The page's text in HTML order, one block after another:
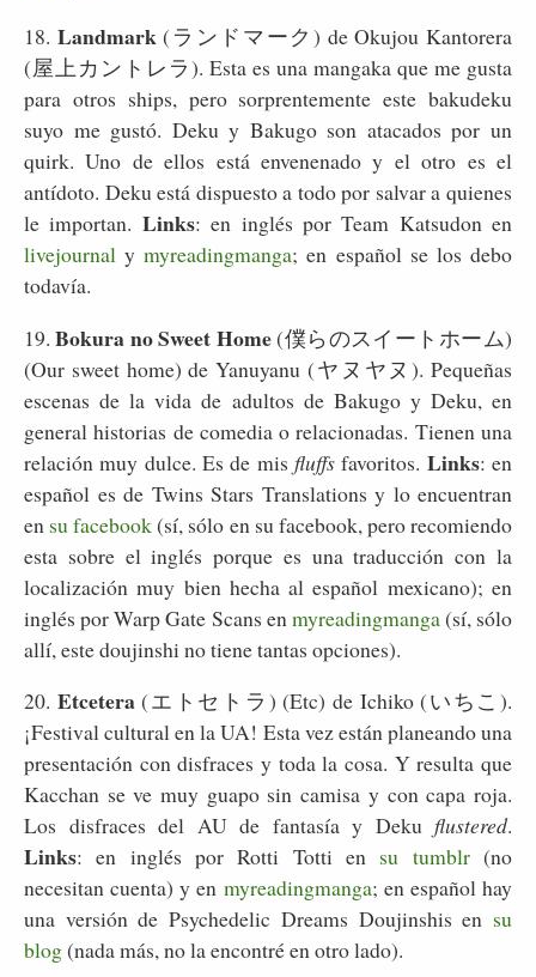
18. Landmark(ランドマーク) de Okujou Kantorera
(屋上カントレラ). Esta es una mangaka que me gusta
para otros ships, pero sorprentemente este bakudeku
suyo me gustó. Deku y Bakugo son atacados por un
quirk. Uno de ellos está envenenado y el otro es el
antídoto. Deku está dispuesto a todo por salvar a quienes
le importan. Links: en inglés por Team Katsudon en
livejournal ymyreadingmanga; en español se los debo
todavía.
19.Bokura no Sweet Home(僕らのスイートホーム)
(Our sweet home) de Yanuyanu (ヤヌヤヌ). Pequeñas
escenas de la vida de adultos de Bakugo y Deku, en
general historias de comedia o relacionadas. Tienen una
relación muy dulce. Es de mis fluffsfavoritos. Links: en
español es de Twins Stars Translations y lo encuentran
en su facebook(sí, sólo en su facebook, pero recomiendo
esta sobre el inglés porque es una traducción con la
localización muy bien hecha al español mexicano); en
inglés por Warp Gate Scans en myreadingmanga(sí, sólo
allí, este doujinshi no tiene tantas opciones).
20. Etcetera(エトセトラ) (Etc) de Ichiko (いちこ).
¡Festival cultural en la UA! Esta vez están planeando una
presentación con disfraces y toda la cosa. Y resulta que
Kacchan se ve muy guapo sin camisa y con capa roja.
Los disfraces del AU de fantasía y Deku flustered.
Links: en inglés por Rotti Totti en su tumblr(no
necesitan cuenta) y en myreadingmanga; en español hay
una versión de Psychedelic Dreams Doujinshis en su
blog(nada más, no la encontré en otro lado).